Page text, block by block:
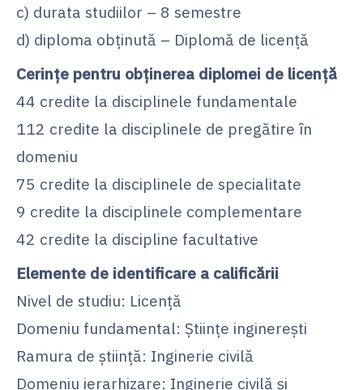
c) durata studiilor – 8 semestre
d) diploma obţinută – Diplomă de licenţă
Cerinţe pentru obţinerea diplomei de licenţă
44 credite la disciplinele fundamentale
112 credite la disciplinele de pregătire în
domeniu
75 credite la disciplinele de specialitate
9 credite la disciplinele complementare
42 credite la discipline facultative
Elemente de identificare a calificării
Nivel de studiu: Licenţă
Domeniu fundamental: Ştiinţe inginereşti
Ramura de ştiinţă: Inginerie civilă
Domeniu ierarhizare: Inginerie civilă și